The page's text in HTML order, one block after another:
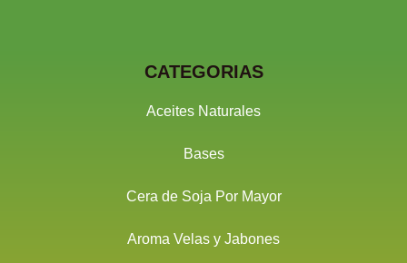
CATEGORIAS
Aceites Naturales
Bases
Cera de Soja Por Mayor
Aroma Velas y Jabones